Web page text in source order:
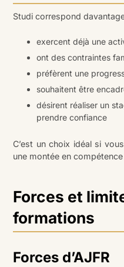
Studi correspond
exercent déjà une
ont des contraintes
préfèrent une
souhaitent être
désirent réaliser un
prendre confiance
C’est un choix idéal si
une montée en
Forces et
formations
Forces d’AJFR